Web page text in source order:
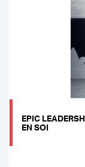
EPIC
EN SOI